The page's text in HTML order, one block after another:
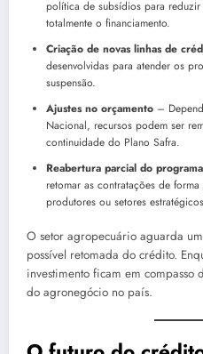
política de subsídios para
totalmente o financiamento.
Criação de novas linhas de
desenvolvidas para atender os
suspensão.
Ajustes no orçamento –
Nacional, recursos podem ser
continuidade do Plano Safra.
Reabertura parcial do programa
retomar as contratações de
produtores ou setores
O setor agropecuário aguarda
possível retomada do crédito.
investimento ficam em
do agronegócio no país.